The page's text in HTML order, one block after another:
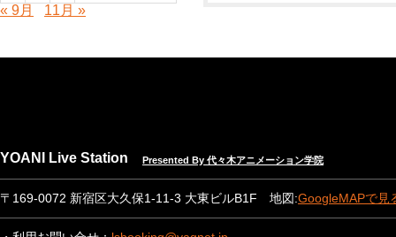
« 9月 11月 »
YOANI Live Station Presented By 代々木アニメーション学院
〒169-0072 新宿区大久保1-11-3 大東ビルB1F 地図:GoogleMAPで見